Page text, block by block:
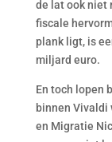
de lat ook niet
fiscale
plank ligt, is
miljard euro.
En toch lopen
binnen Vivaldi
en Migratie